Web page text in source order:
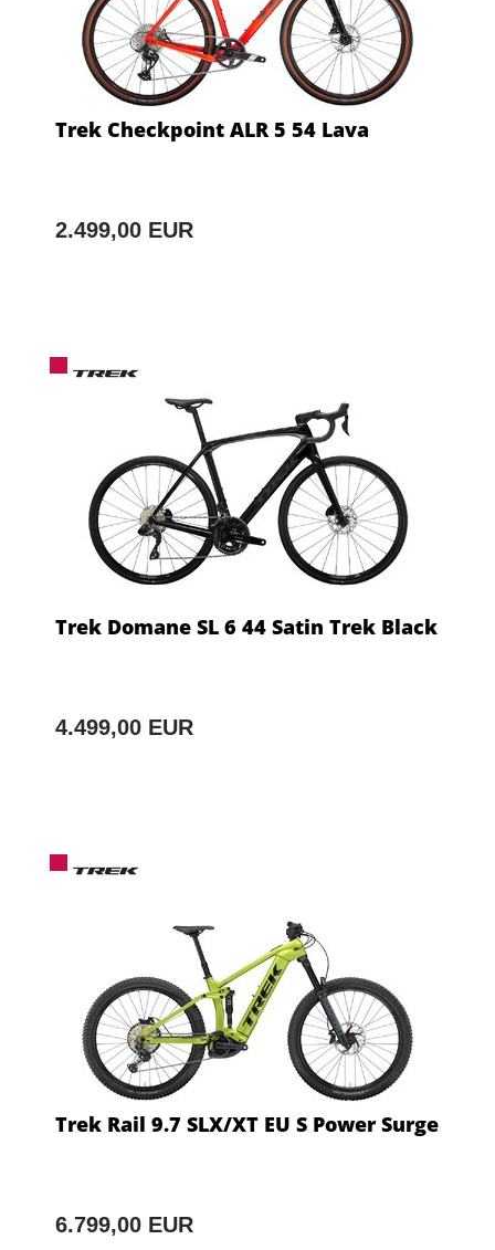
Trek Checkpoint ALR 5 54 Lava
2.499,00 EUR
Trek Domane SL 6 44 Satin Trek Black
4.499,00 EUR
Trek Rail 9.7 SLX/XT EU S Power Surge
6.799,00 EUR